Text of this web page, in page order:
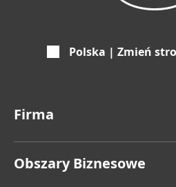
Polska | Zmień
Firma
Obszary Biznesowe